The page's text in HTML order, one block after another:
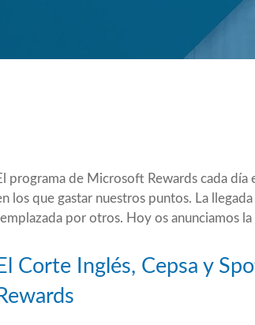
programa de Microsoft Rewards cada día
los que gastar nuestros puntos. La
por otros. Hoy os anunciamos
El Corte Inglés, Cepsa y
Rewards